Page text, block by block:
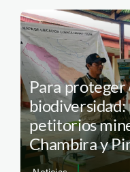
Para proteger
biodiversidad:
petitorios
Chambira y